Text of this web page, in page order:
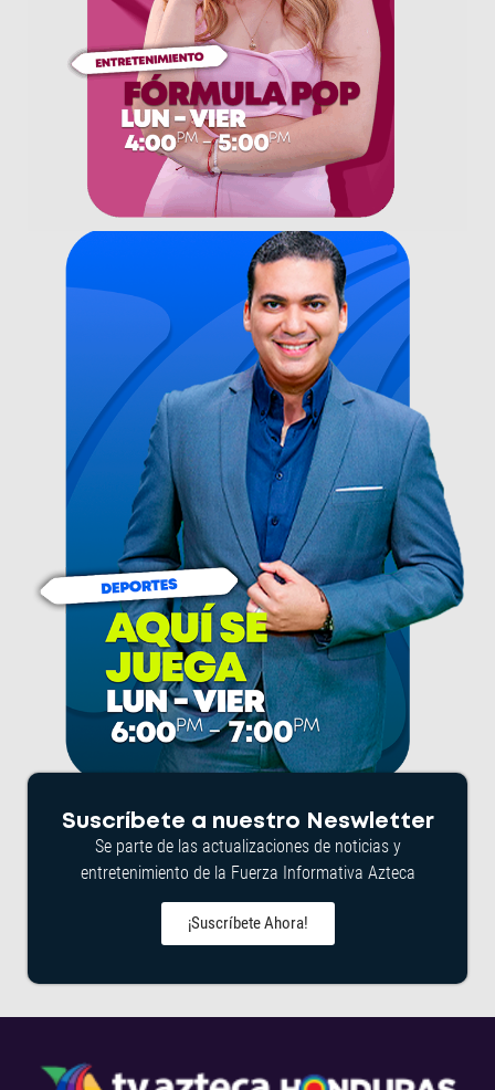
Suscríbete a nuestro Neswletter
Se parte de las actualizaciones de noticias y
entretenimiento de la Fuerza Informativa Azteca
¡Suscríbete Ahora!